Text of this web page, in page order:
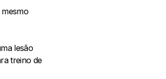
lesão
treino de